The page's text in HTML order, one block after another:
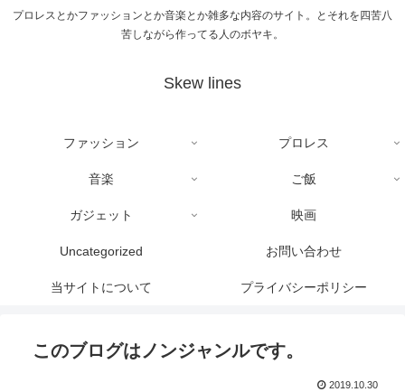
プロレスとかファッションとか音楽とか雑多な内容のサイト。とそれを四苦八
苦しながら作ってる人のボヤキ。
Skew lines
ファッション プロレス
音楽 ご飯
ガジェット 映画
Uncategorized お問い合わせ
当サイトについて プライバシーポリシー
このブログはノンジャンルです。
2019.10.30